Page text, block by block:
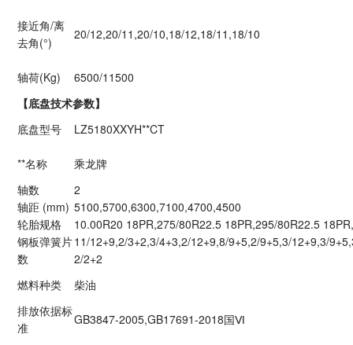
接近角/离
去角(°)
20/12,20/11,20/10,18/12,18/11,18/10
轴荷(Kg)
6500/11500
【底盘技术参数】
底盘型号
LZ5180XXYH**CT
**名称
乘龙牌
轴数
2
轴距 (mm) 5100,5700,6300,7100,4700,4500
轮胎规格
10.00R20 18PR,275/80R22.5 18PR,295/80R22.5
钢板弹簧片
数
11/12+9,2/3+2,3/4+3,2/12+9,8/9+5,2/9+5,3/12+9,3/
2/2+2
燃料种类
柴油
排放依据标
准
GB3847-2005,GB17691-2018国Ⅵ